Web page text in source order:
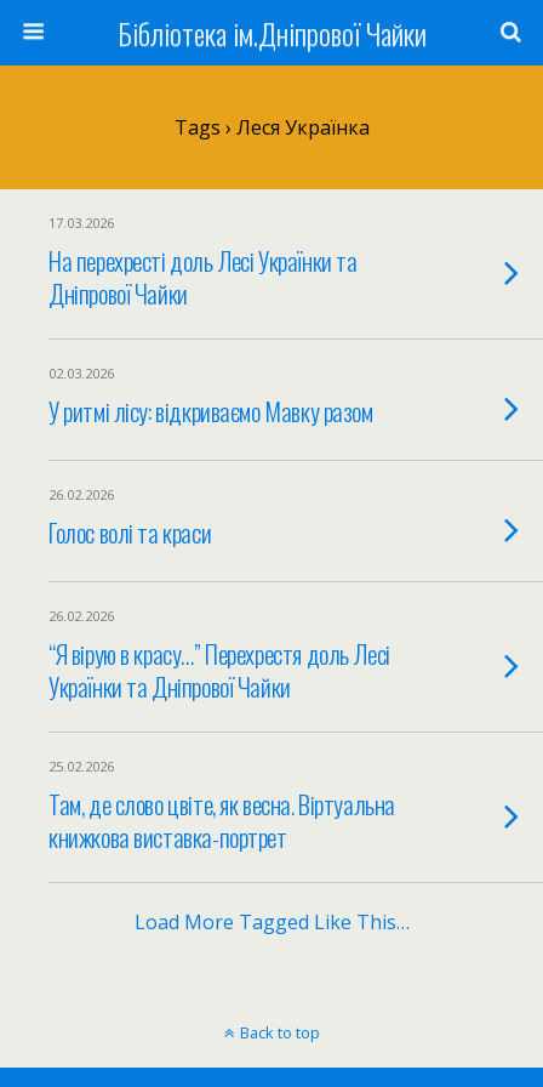
Бібліотека ім.Дніпрової Чайки
Tags › Леся Українка
17.03.2026
На перехресті доль Лесі Українки та
Дніпрової Чайки
02.03.2026
У ритмі лісу: відкриваємо Мавку разом
26.02.2026
Голос волі та краси
26.02.2026
“Я вірую в красу…” Перехрестя доль Лесі
Українки та Дніпрової Чайки
25.02.2026
Там, де слово цвіте, як весна. Віртуальна
книжкова виставка-портрет
Load More Tagged Like This…
Back to top